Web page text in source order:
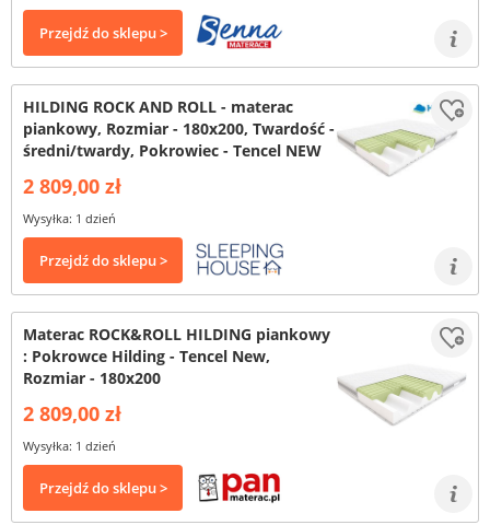
Przejdź do sklepu >
HILDING ROCK AND ROLL - materac
piankowy, Rozmiar - 180x200, Twardość -
średni/twardy, Pokrowiec - Tencel NEW
2 809,00 zł
Wysyłka: 1 dzień
Przejdź do sklepu >
Materac ROCK&ROLL HILDING piankowy
: Pokrowce Hilding - Tencel New,
Rozmiar - 180x200
2 809,00 zł
Wysyłka: 1 dzień
Przejdź do sklepu >